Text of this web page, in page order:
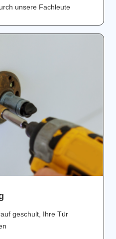
unsere Fachleute
geschult, Ihre Tür